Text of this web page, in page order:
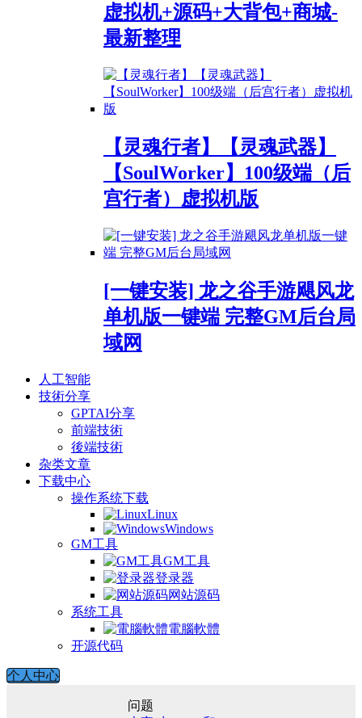
虚拟机+源码+大背包+商城-
最新整理
【灵魂行者】【灵魂武器】
【SoulWorker】100级端（后
宫行者）虚拟机版
[一键安装] 龙之谷手游飓风龙
单机版一键端 完整GM后台局
域网
人工智能
技術分享
GPTAI分享
前端技術
後端技術
杂类文章
下载中心
操作系统下载
Linux
Windows
GM工具
GM工具
登录器
网站源码
系统工具
電腦軟體
开源代码
个人中心
问题